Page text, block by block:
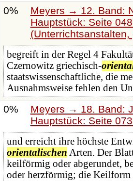
0%
Meyers → 12. Band:
Hauptstück: Seite
begreift in der Regel 4
Czernowitz griechisch-
staatswissenschaftliche, die
Ausnahmsweise fehlen den
0%
Meyers → 18. Band:
Hauptstück: Seite
und erreicht ihre höchste
orientalischen Arten. Der
keilförmig oder abgerundet,
oder herzförmig; die Keilform